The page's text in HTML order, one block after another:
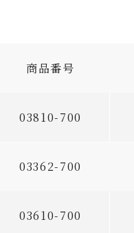
商品番号
03810-700
03362-700
03610-700